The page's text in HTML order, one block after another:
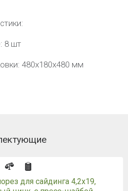
8 шт
480x180x480 мм
для сайдинга 4,2х19,